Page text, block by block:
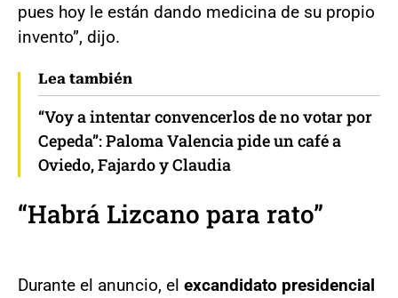
pues hoy le están dando medicina de su propio
invento”, dijo.
Lea también
“Voy a intentar convencerlos de no votar por
Cepeda”: Paloma Valencia pide un café a
Oviedo, Fajardo y Claudia
“Habrá Lizcano para rato”
Durante el anuncio, el excandidato presidencial